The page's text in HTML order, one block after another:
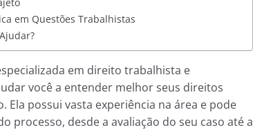
em Questões Trabalhistas
em direito trabalhista e
você a entender melhor seus direitos
Ela possui vasta experiência na área e pode
processo, desde a avaliação do seu caso até a